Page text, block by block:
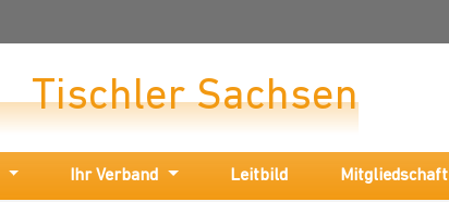
Tischler Sachsen
Ihr Verband Leitbild Mitgliedschaft